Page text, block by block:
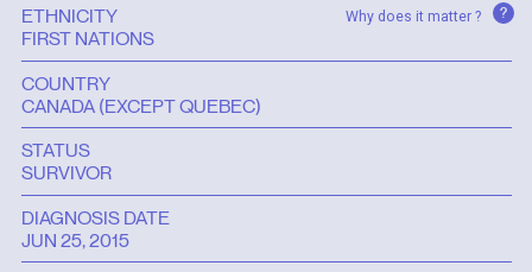
ETHNICITY Why does it matter ? ?
FIRST NATIONS
COUNTRY
CANADA (EXCEPT QUEBEC)
STATUS
SURVIVOR
DIAGNOSIS DATE
JUN 25, 2015